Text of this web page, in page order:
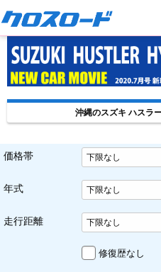
沖縄のスズキ ハスラ
価格帯
年式
走行距離
修復歴なし